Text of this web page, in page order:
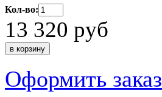
Кол-во:
13 320 руб
Оформить заказ